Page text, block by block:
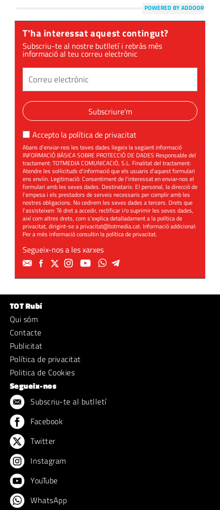
POWERED BY ADDOOR
T'ha interessat aquest contingut?
Subscriu-te al nostre butlletí i rebràs més
informació al teu correu electrònic
Subscriure'm
Accepto la política de privacitat
Abans d'enviar-nos les teves dades llegeix la següent informació
INFORMACIÓ BÀSICA SOBRE PROTECCIÓ DE DADES Responsable del
tractament: TOTMEDIA COMUNICACIÓ, S.L. Finalitat del tractament:
Atendre les sol·licituds d'informació que els usuaris d'aquest formulari
ens enviïn. Legitimació: Consentiment de l'interessat en enviar-nos el
formulari amb les seves dades. Destinataris: El personal, la direcció de
l'empesa i els prestadors de serveis necessaris per complir amb les
nostres obligacions. No cedirem les seves dades a tercers. Drets que
l'assisteixen: Té dret a accedir, rectificar i/o suprimir les seves dades,
així com altres drets, com s'explica detalladament a la política de
privacitat, dirigint-se aprivacitat@totmedia.cat. Informació addicional:
Per a més informació consultin lapolítica de privacitat.
Segueix-nos a les xarxes
TOT Rubí
Qui sóm
Contacte
Publicitat
Política de privacitat
Politica de Cookies
Segueix-nos
Subscriu-te al butlletí
Facebook
Twitter
Instagram
YouTube
WhatsApp